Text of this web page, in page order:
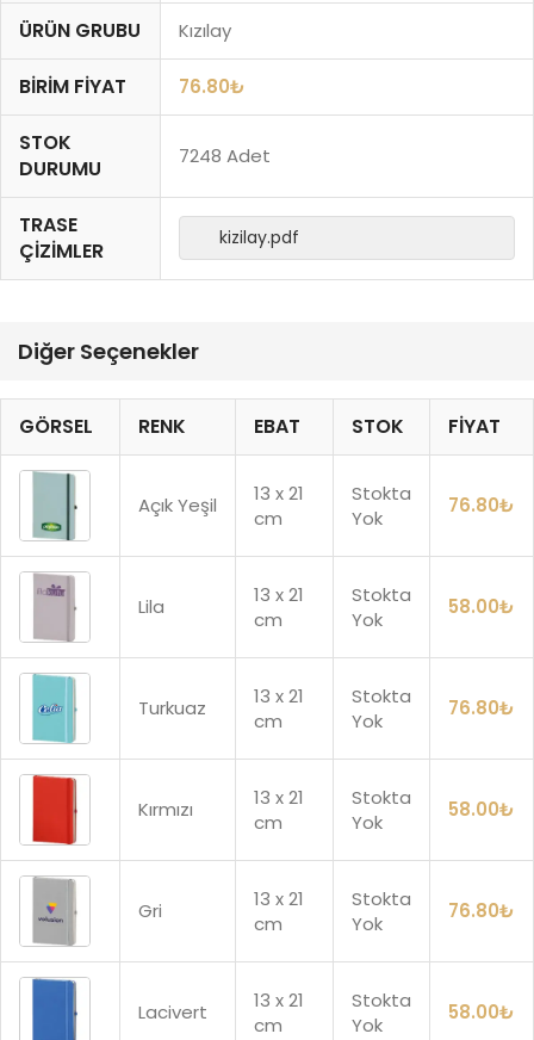
ÜRÜN GRUBU Kızılay
BIRIM FIYAT 76.80₺
STOK
DURUMU
7248 Adet
TRASE
ÇIZIMLER
kizilay.pdf
Diğer Seçenekler
GÖRSEL RENK EBAT STOK FIYAT
Açık Yeşil
13 x 21
cm
Stokta
Yok
76.80₺
Lila
13 x 21
cm
Stokta
Yok
58.00₺
Turkuaz
13 x 21
cm
Stokta
Yok
76.80₺
Kırmızı
13 x 21
cm
Stokta
Yok
58.00₺
Gri
13 x 21
cm
Stokta
Yok
76.80₺
Lacivert
13 x 21
cm
Stokta
Yok
58.00₺